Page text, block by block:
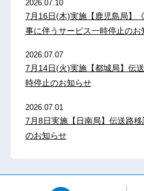
2026.07.10
7月16日(木)実施【鹿児島局】
事に伴うサービス一時停止のお
2026.07.07
7月14日(火)実施【都城局】伝
時停止のお知らせ
2026.07.01
7月8日実施【日南局】伝送路
のお知らせ